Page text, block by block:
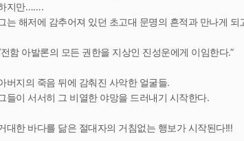
지만…….
는 해저에 감추어져 있던 초고대 문명의 흔적과 만나게 되
전함 아발론의 모든 권한을 지상인 진성운에게 이임한다.”
버지의 죽음 뒤에 감춰진 사악한 얼굴들.
들이 서서히 그 비열한 야망을 드러내기 시작한다.
대한 바다를 닮은 절대자의 거침없는 행보가 시작된다!!!